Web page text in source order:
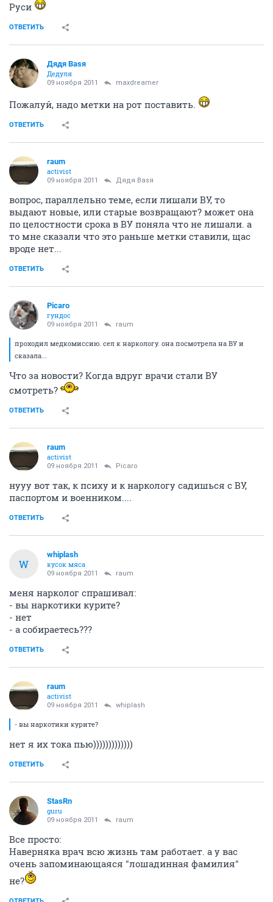
Руси
ОТВЕТИТЬ
Дядя Ваsя
Дедуля
09 ноября 2011 maxdreamer
Пожалуй, надо метки на рот поставить.
ОТВЕТИТЬ
raum
activist
09 ноября 2011 Дядя Ваsя
вопрос, параллельно теме, если лишали ВУ, то
выдают новые, или старые возвращают? может она
по целостности срока в ВУ поняла что не лишали. а
то мне сказали что это раньше метки ставили, щас
вроде нет...
ОТВЕТИТЬ
Picaro
гундос
09 ноября 2011 raum
проходил медкомиссию. сел к наркологу. она посмотрела на ВУ и
сказала...
Что за новости? Когда вдруг врачи стали ВУ
смотреть?
ОТВЕТИТЬ
raum
activist
09 ноября 2011 Picaro
нууу вот так, к психу и к наркологу садишься с ВУ,
паспортом и военником....
ОТВЕТИТЬ
W
whiplash
кусок мяса
09 ноября 2011 raum
меня нарколог спрашивал:
- вы наркотики курите?
- нет
- а собираетесь???
ОТВЕТИТЬ
raum
activist
09 ноября 2011 whiplash
- вы наркотики курите?
нет я их тока пью)))))))))))))
ОТВЕТИТЬ
StasRn
guru
09 ноября 2011 raum
Все просто:
Наверняка врач всю жизнь там работает. а у вас
очень запоминающаяся "лошадинная фамилия"
не?